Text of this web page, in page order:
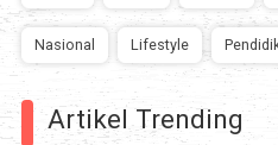
Nasional Lifestyle
Artikel Trending